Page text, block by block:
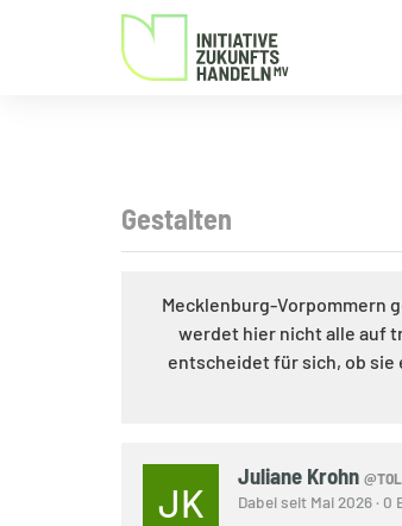
Gestalten
Mecklenburg-Vorpommern
werdet hier nicht alle auf
entscheidet für sich, ob
JK
Juliane Krohn
Dabei seit Mai 2026 · 0